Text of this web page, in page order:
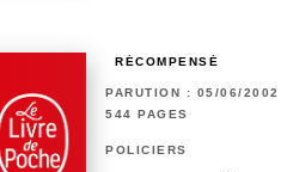
RÉCOMPENSÉ
PARUTION : 05/06/2002
544 PAGES
POLICIERS